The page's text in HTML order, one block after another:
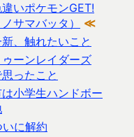
いポケモンGET!
ノサマバッタ）
≪
、触れたいこと
ーンレイダーズ
ったこと
小学生ハンドボー
に解約